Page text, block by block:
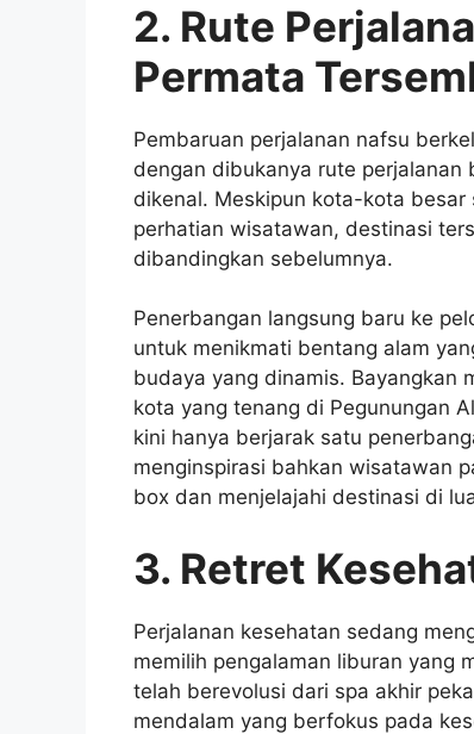
2. Rute
Permata
Pembaruan perjalanan nafsu
dengan dibukanya rute perjalanan
dikenal. Meskipun kota-kota besar
perhatian wisatawan, destinasi
dibandingkan sebelumnya.
Penerbangan langsung baru ke
untuk menikmati bentang alam
budaya yang dinamis. Bayangkan
kota yang tenang di Pegunungan
kini hanya berjarak satu
menginspirasi bahkan wisatawan
box dan menjelajahi destinasi di
3. Retret
Perjalanan kesehatan sedang
memilih pengalaman liburan yang
telah berevolusi dari spa akhir
mendalam yang berfokus pada